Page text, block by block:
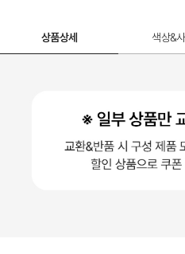
상품상세 색상&